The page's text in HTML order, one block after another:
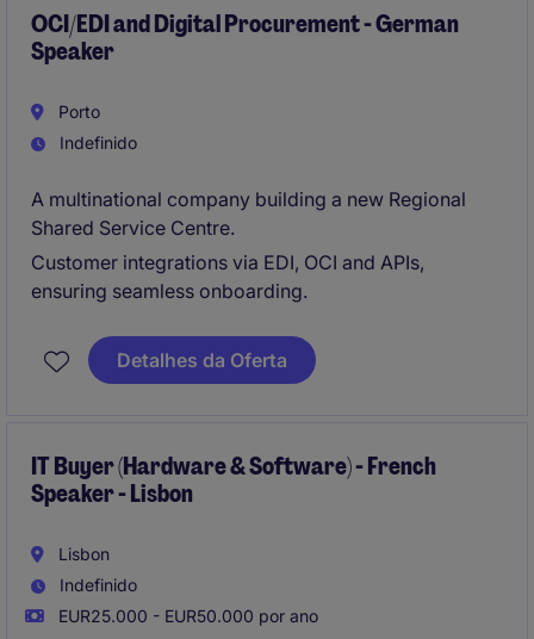
OCI/EDI and Digital Procurement - German
Speaker
Porto
Indefinido
A multinational company building a new Regional
Shared Service Centre.
Customer integrations via EDI, OCI and APIs,
ensuring seamless onboarding.
Detalhes da Oferta
IT Buyer (Hardware & Software) - French
Speaker - Lisbon
Lisbon
Indefinido
EUR25.000 - EUR50.000 por ano